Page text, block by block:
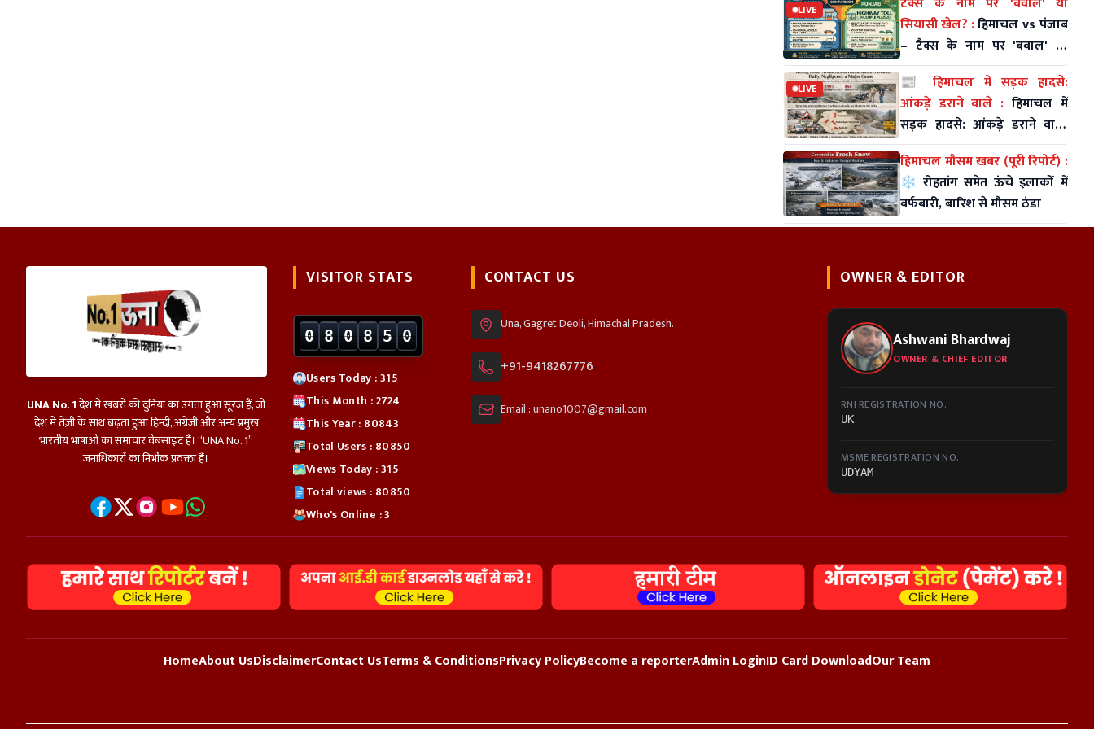
LIVE
सियासी खेल? :हिमाचल vs पंजाब
– टैक्स के नाम पर 'बवाल' या
सियासी खेल?
LIVE
📰 हिमाचल में सड़क हादसे:
आंकड़े डराने वाले : हिमाचल में
सड़क हादसे: आंकड़े डराने वाले,
लापरवाही सबसे बड़ा कारण
हिमाचल मौसम खबर (पूरी रिपोर्ट) :
❄️ रोहतांग समेत ऊंचे इलाकों में
बर्फबारी, बारिश से मौसम ठंडा
UNA No. 1देश में खबरों की दुनियां का उगता हुआ सूरज हैं, जो
देश में तेज़ी के साथ बढ़ता हुआ हिन्दी, अंग्रेजी और अन्य प्रमुख
भारतीय भाषाओं का समाचार वेबसाइट हैं। “UNA No. 1”
जनाधिकारों का निर्भीक प्रवक्ता हैं।
VISITOR STATS
0 8 0 8 5 0
Users Today : 315
This Month : 2724
This Year : 80843
Total Users : 80850
Views Today : 315
Total views : 80850
Who's Online : 3
CONTACT US
Una, Gagret Deoli, Himachal Pradesh.
+91-9418267776
Email : unano1007@gmail.com
OWNER & EDITOR
Ashwani Bhardwaj
OWNER & CHIEF EDITOR
RNI REGISTRATION NO.
UK
MSME REGISTRATION NO.
UDYAM
HomeAbout UsDisclaimerContact UsTerms & ConditionsPrivacy PolicyBecome a reporterAdmin LoginID Card DownloadOur Team